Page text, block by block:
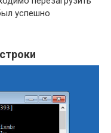
успешно